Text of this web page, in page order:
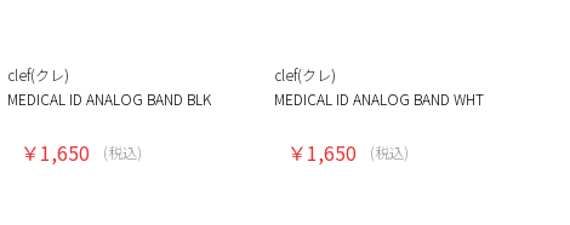
clef(クレ)
MEDICAL ID ANALOG BAND BLK
￥1,650 (税込)
clef(クレ)
MEDICAL ID ANALOG BAND WHT
￥1,650 (税込)